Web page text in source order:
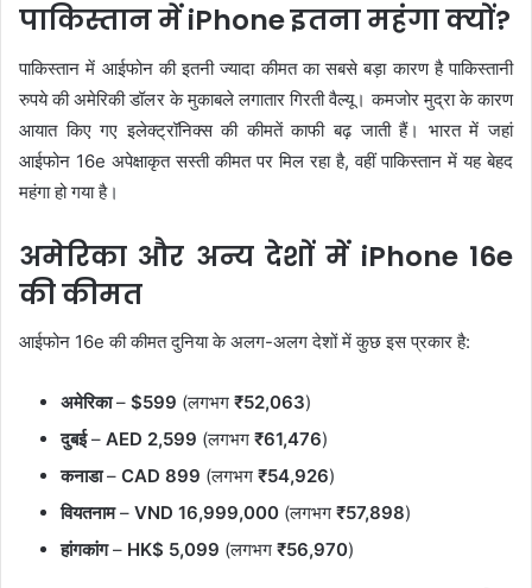
पाकिस्तान में iPhone इतना महंगा क्यों?
पाकिस्तान में आईफोन की इतनी ज्यादा कीमत का सबसे बड़ा कारण है पाकिस्तानी
रुपये की अमेरिकी डॉलर के मुकाबले लगातार गिरती वैल्यू। कमजोर मुद्रा के कारण
आयात किए गए इलेक्ट्रॉनिक्स की कीमतें काफी बढ़ जाती हैं। भारत में जहां
आईफोन 16e अपेक्षाकृत सस्ती कीमत पर मिल रहा है, वहीं पाकिस्तान में यह बेहद
महंगा हो गया है।
अमेरिका और अन्य देशों में iPhone 16e
की कीमत
आईफोन 16e की कीमत दुनिया के अलग-अलग देशों में कुछ इस प्रकार है:
अमेरिका– $599 (लगभग ₹52,063)
दुबई– AED 2,599 (लगभग ₹61,476)
कनाडा– CAD 899 (लगभग ₹54,926)
वियतनाम– VND 16,999,000 (लगभग ₹57,898)
हांगकांग– HK$ 5,099 (लगभग ₹56,970)